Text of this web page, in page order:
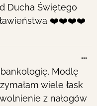
Ducha Świętego
❤️❤️❤️❤️
Modlę
wiele łask
z nałogów
...